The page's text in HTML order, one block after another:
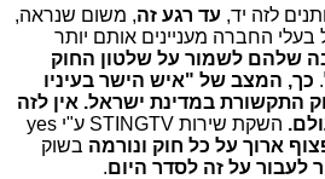
לזה יד, עד רגע זה, משום שנראה,
החברה מעניינים אותם יותר
שלהם לשמור על שלטון החוק
. כך, המצב של "איש הישר בעיניו
התקשורת במדינת ישראל. אין לזה
השקת שירות STINGTV ע"י yes
ארוך על כל חוק ונורמה בשוק
לעבור על זה לסדר היום.